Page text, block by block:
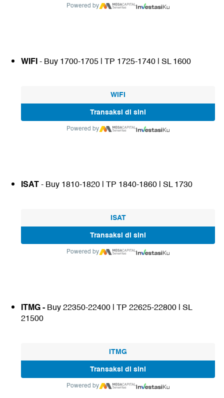
Powered by
WIFI- Buy 1700-1705 | TP 1725-1740 | SL 1600
WIFI
Transaksi di sini
Powered by
ISAT- Buy 1810-1820 | TP 1840-1860 | SL 1730
ISAT
Transaksi di sini
Powered by
ITMG -Buy 22350-22400 | TP 22625-22800 | SL
21500
ITMG
Transaksi di sini
Powered by